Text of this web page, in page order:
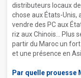
distributeurs locaux
chose aux États-Unis,
vendre des PC aux
riz aux Chinois… Plus
partir du Maroc un
et une présence en
Par quelle prouesse